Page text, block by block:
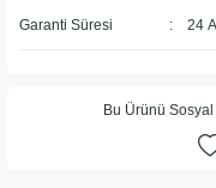
Garanti Süresi 24
Bu Ürünü